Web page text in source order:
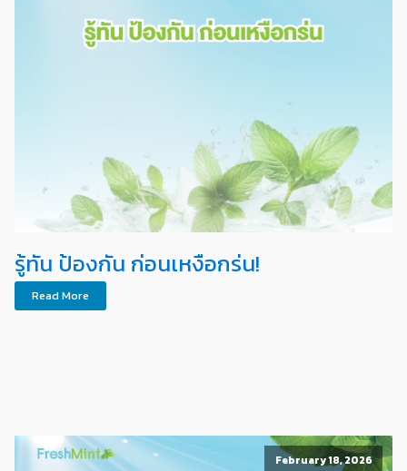
รู้ทัน ป้องกัน ก่อนเหงือกร่น!
Read More
February 18, 2026